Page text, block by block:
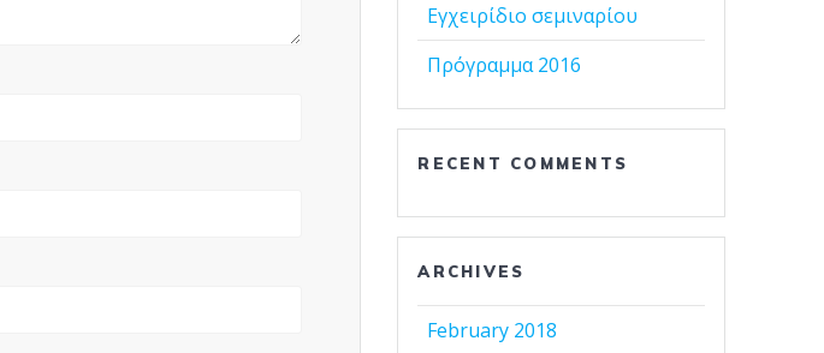
Εγχειρίδιο σεμιναρίου
Πρόγραμμα 2016
RECENT COMMENTS
ARCHIVES
February 2018